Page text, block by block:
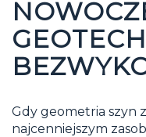
Gdy geometria szyn
najcenniejszym